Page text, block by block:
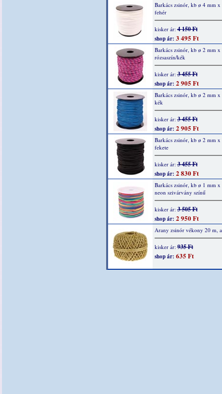
Barkács zsinór, kb ø 4 mm x
fehér
kisker ár:4 150 Ft
shop ár: 3 495 Ft
Barkács zsinór, kb ø 2 mm x
rózsaszín/kék
kisker ár:3 455 Ft
shop ár: 2 905 Ft
Barkács zsinór, kb ø 2 mm x
kék
kisker ár:3 455 Ft
shop ár: 2 905 Ft
Barkács zsinór, kb ø 2 mm x
fekete
kisker ár:3 455 Ft
shop ár: 2 830 Ft
Barkács zsinór, kb ø 1 mm
neon szivárvány színű
kisker ár:3 505 Ft
shop ár: 2 950 Ft
Arany zsinór vékony 20 m,
kisker ár:935 Ft
shop ár: 635 Ft